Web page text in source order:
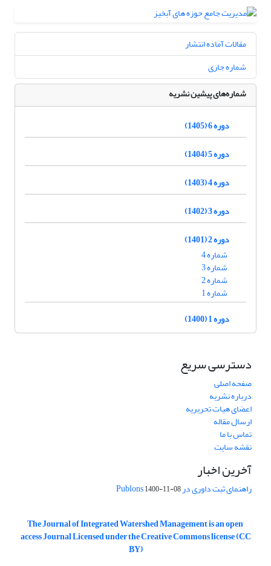
مقالات آماده انتشار
شماره جاری
شماره‌های پیشین نشریه
دوره 6 (1405)
دوره 5 (1404)
دوره 4 (1403)
دوره 3 (1402)
دوره 2 (1401)
شماره 4
شماره 3
شماره 2
شماره 1
دوره 1 (1400)
دسترسی سریع
صفحه اصلی
درباره نشریه
اعضای هیات تحریریه
ارسال مقاله
تماس با ما
نقشه سایت
آخرین اخبار
راهنمای ثبت داوری در Publons1400-11-08
The Journal of Integrated Watershed Management is an open
access Journal Licensed under the Creative Commons license (CC
BY)